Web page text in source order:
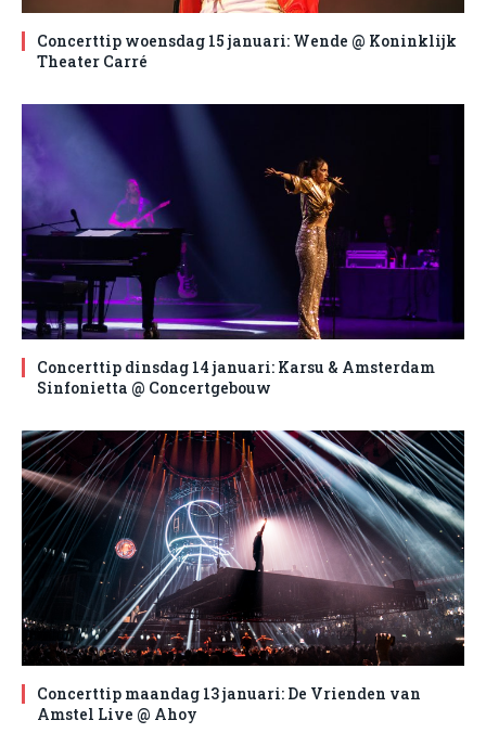
Concerttip woensdag 15 januari: Wende @ Koninklijk
Theater Carré
Concerttip dinsdag 14 januari: Karsu & Amsterdam
Sinfonietta @ Concertgebouw
Concerttip maandag 13 januari: De Vrienden van
Amstel Live @ Ahoy